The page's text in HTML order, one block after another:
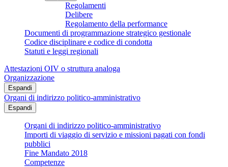
Regolamenti
Delibere
Regolamento della performance
Documenti di programmazione strategico gestionale
Codice disciplinare e codice di condotta
Statuti e leggi regionali
Attestazioni OIV o struttura analoga
Organizzazione
Espandi
Organi di indirizzo politico-amministrativo
Espandi
Organi di indirizzo politico-amministrativo
Importi di viaggio di servizio e missioni pagati con fondi
pubblici
Fine Mandato 2018
Competenze